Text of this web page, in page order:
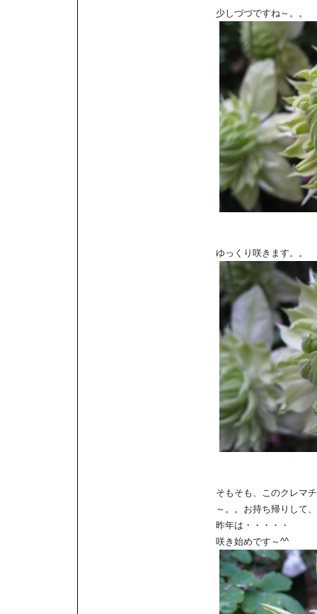
少しづづですね～。。
ゆっくり咲きます。。
そもそも、このクレマ
～。。お持ち帰りして
昨年は・・・・・
咲き始めです～^^